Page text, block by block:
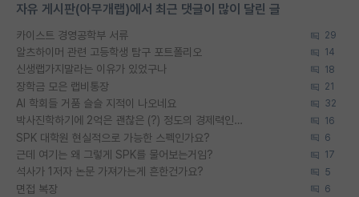
자유 게시판(아무개랩)에서 최근 댓글이 많이 달린 글
카이스트 경영공학부 서류 29
알츠하이머 관련 고등학생 탐구 포트폴리오 14
신생랩가지말라는 이유가 있었구나 18
장학금 모은 랩비통장 21
AI 학회들 거품 슬슬 지적이 나오네요 32
박사진학하기에 2억은 괜찮은 (?) 정도의 경제력인가요 16
SPK 대학원 현실적으로 가능한 스펙인가요? 6
근데 여기는 왜 그렇게 SPK를 물어보는거임? 17
석사가 1저자 논문 가져가는게 흔한건가요? 5
면접 복장 6